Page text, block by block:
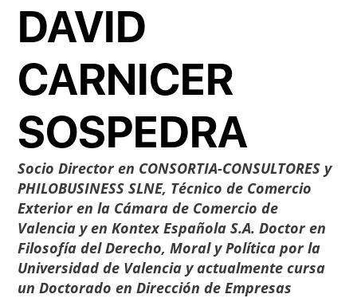
DAVID
CARNICER
SOSPEDRA
Socio Director en CONSORTIA-CONSULTORES y
PHILOBUSINESS SLNE, Técnico de Comercio
Exterior en la Cámara de Comercio de
Valencia y en Kontex Española S.A. Doctor en
Filosofía del Derecho, Moral y Política por la
Universidad de Valencia y actualmente cursa
un Doctorado en Dirección de Empresas